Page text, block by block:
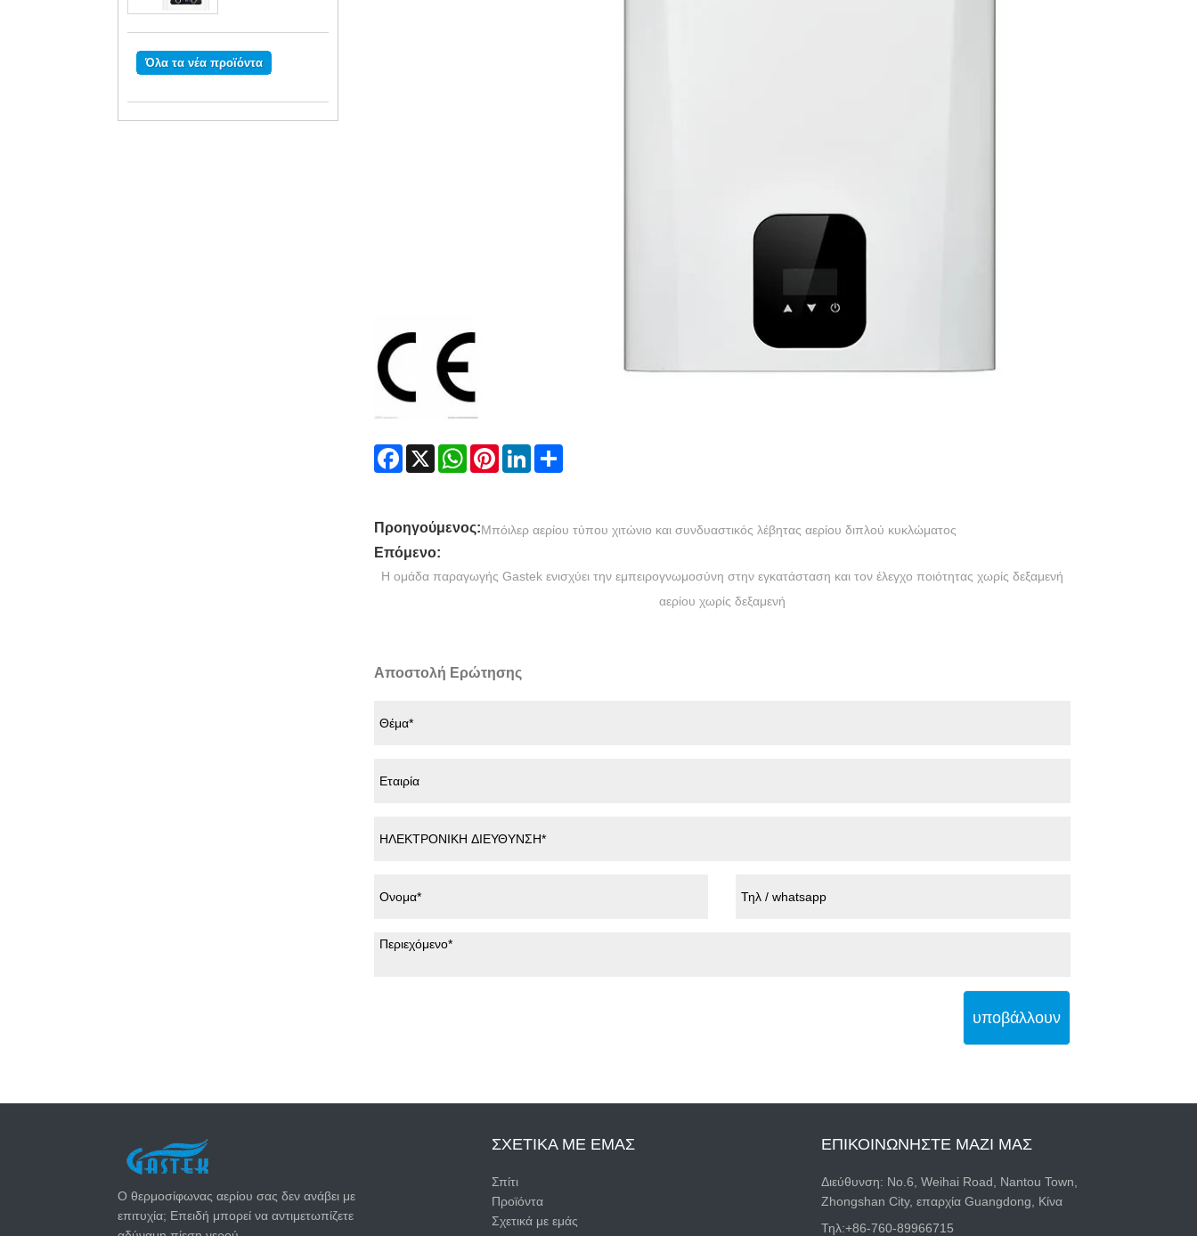
Όλα τα νέα προϊόντα
Facebook
X WhatsAppPinterestLinkedInShare
Προηγούμενος:Μπόιλερ αερίου τύπου χιτώνιο και συνδυαστικός λέβητας αερίου διπλού κυκλώματος
Επόμενο:
Η ομάδα παραγωγής Gastek ενισχύει την εμπειρογνωμοσύνη στην εγκατάσταση και τον έλεγχο ποιότητας χωρίς δεξαμενή
αερίου χωρίς δεξαμενή
Αποστολή Ερώτησης
υποβάλλουν
ΕΠΙΚΟΙΝΩΝΉΣΤΕ ΜΑΖΊ ΜΑΣ
Διεύθυνση: Νο.6, Weihai Road, Nantou Town,
Zhongshan City, επαρχία Guangdong, Κίνα
Τηλ:+86-760-89966715
ΣΧΕΤΙΚΆ ΜΕ ΕΜΆΣ
Σπίτι
Προϊόντα
Σχετικά με εμάς
ΤΕΛΕΥΤΑΊΑ ΝΈΑ
Ο θερμοσίφωνας αερίου σας δεν ανάβει με
επιτυχία; Επειδή μπορεί να αντιμετωπίζετε